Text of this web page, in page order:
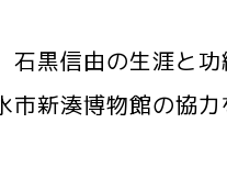
黒信由の生涯と
市新湊博物館の協